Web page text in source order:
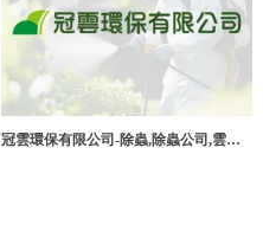
冠雲環保有限公司-除蟲,除蟲公司,雲林